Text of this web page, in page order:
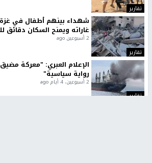
تقارير
تقارير
شهداء بينهم أطفال في
غاراته ويمنح السكان دقائق
2 أسبوعين ago
تقارير
الإعلام العبري: "معركة
رواية سياسية"
2 أسبوعين، 4 أيام ago